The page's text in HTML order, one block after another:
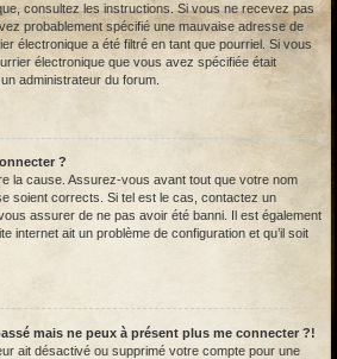
consultez les instructions. Si vous ne recevez pas
probablement spécifié une mauvaise adresse de
électronique a été filtré en tant que pourriel. Si vous
électronique que vous avez spécifiée était
administrateur du forum.
?
la cause. Assurez-vous avant tout que votre nom
soient corrects. Si tel est le cas, contactez un
assurer de ne pas avoir été banni. Il est également
internet ait un problème de configuration et qu’il soit
mais ne peux à présent plus me connecter ?!
ait désactivé ou supprimé votre compte pour une